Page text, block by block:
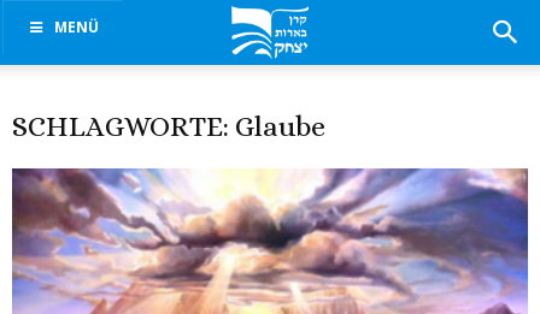
MENÜ
SCHLAGWORTE: Glaube